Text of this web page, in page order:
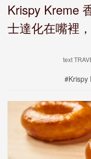
Krispy Kreme
士達化在嘴裡
text
#Krispy